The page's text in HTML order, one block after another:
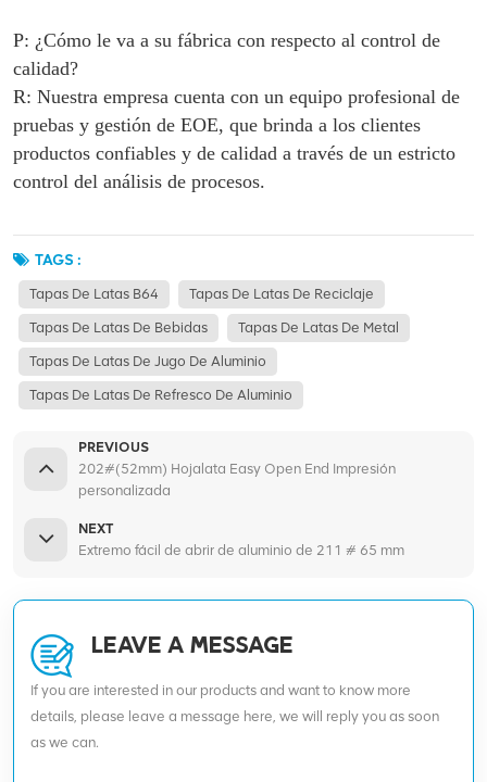
P: ¿Cómo le va a su fábrica con respecto al control de
calidad?
R: Nuestra empresa cuenta con un equipo profesional de
pruebas y gestión de EOE, que brinda a los clientes
productos confiables y de calidad a través de un estricto
control del análisis de procesos.
TAGS :
Tapas De Latas B64 Tapas De Latas De Reciclaje
Tapas De Latas De Bebidas Tapas De Latas De Metal
Tapas De Latas De Jugo De Aluminio
Tapas De Latas De Refresco De Aluminio
PREVIOUS
202#(52mm) Hojalata Easy Open End Impresión
personalizada
NEXT
Extremo fácil de abrir de aluminio de 211 # 65 mm
LEAVE A MESSAGE
If you are interested in our products and want to know more
details, please leave a message here, we will reply you as soon
as we can.